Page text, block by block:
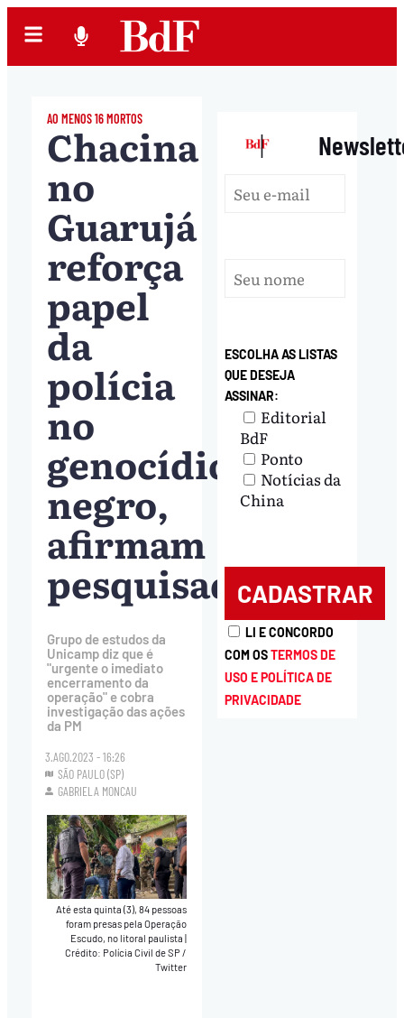
AO MENOS 16 MORTOS
Chacina
no
Guarujá
reforça
papel
da
polícia
no
genocídio
negro,
afirmam
pesquisadores
Grupo de estudos da
Unicamp diz que é
"urgente o imediato
encerramento da
operação" e cobra
investigação das ações
da PM
3.AGO.2023 - 16:26
SÃO PAULO (SP)
GABRIELA MONCAU
Até esta quinta (3), 84 pessoas
foram presas pela Operação
Escudo, no litoral paulista|
Crédito: Polícia Civil de SP /
Twitter
|
ESCOLHA AS LISTAS
QUE DESEJA
ASSINAR:
Editorial
BdF
Ponto
Notícias da
China
LI E CONCORDO
COM OSTERMOS DE
USO E POLÍTICA DE
PRIVACIDADE